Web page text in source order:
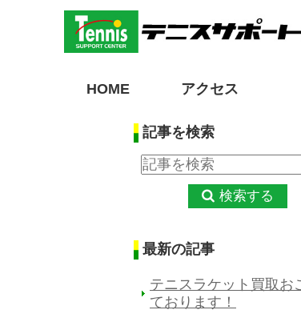
HOME アクセス
記事を検索
検索する
最新の記事
テニスラケット買取お
ております！